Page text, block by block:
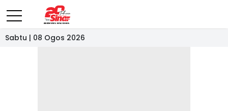
Sabtu | 08 Ogos 2026